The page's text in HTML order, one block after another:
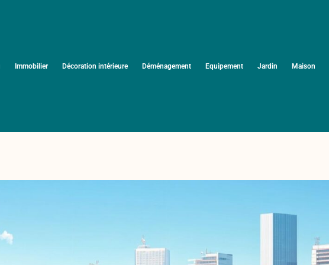
Immobilier Décoration intérieure Déménagement Equipement Jardin Maison